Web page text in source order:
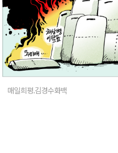
매일희평.김경수화백